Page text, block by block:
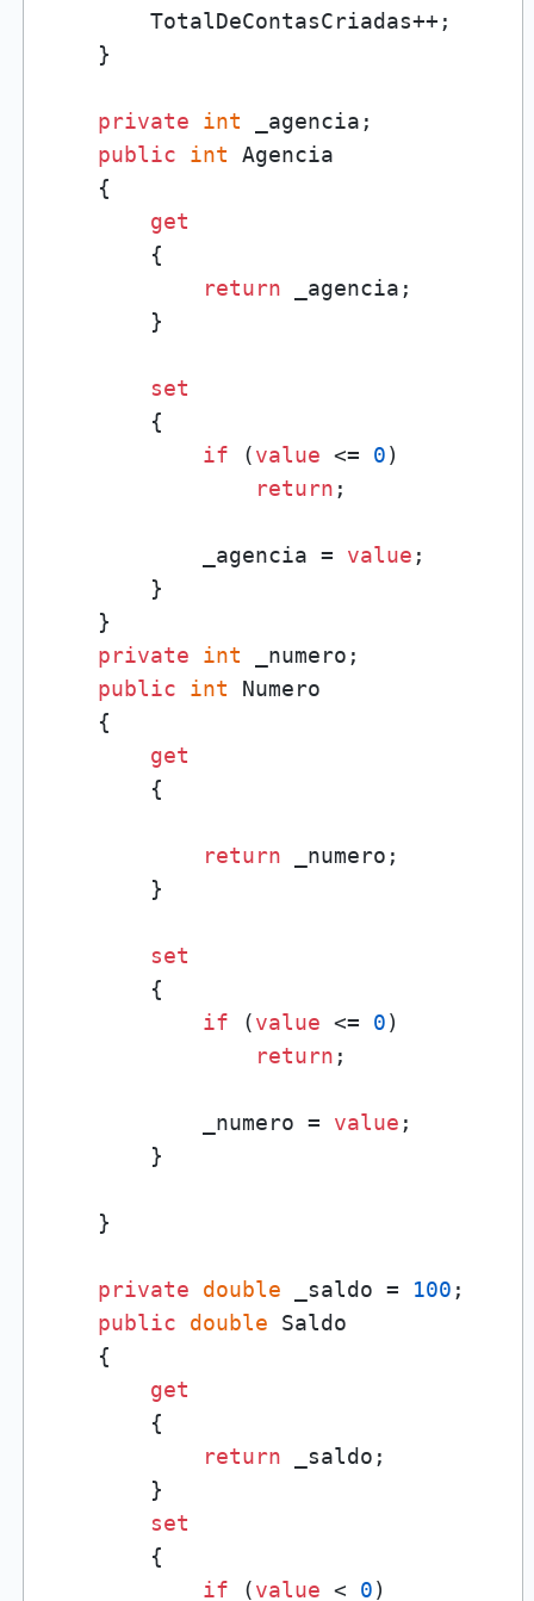
        TotalDeContasCriadas++;
    }
private int _agencia;
public
int Agencia
    {
get
        {
return _agencia;
        }
set
        {
if (value <= 0)
return ;
            _agencia =
value ;
        }
    }
private
int _numero;
public
int Numero
    {
get
        {
return _numero;
        }
set
        {
if (value <= 0)
return ;
            _numero =
value ;
        }
    }
private double _saldo = 100 ;
public
double Saldo
    {
get
        {
return _saldo;
        }
set
        {
if (value < 0)